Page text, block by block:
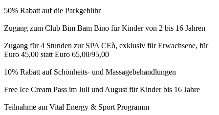
50% Rabatt auf die Parkgebühr
Zugang zum Club Bim Bam Bino für Kinder von 2 bis 16 Jahren
Zugang für 4 Stunden zur SPA CEò, exklusiv für Erwachsene, für
Euro 45,00 statt Euro 65,00/95,00
10% Rabatt auf Schönheits- und Massagebehandlungen
Free Ice Cream Pass im Juli und August für Kinder bis 16 Jahre
Teilnahme am Vital Energy & Sport Programm